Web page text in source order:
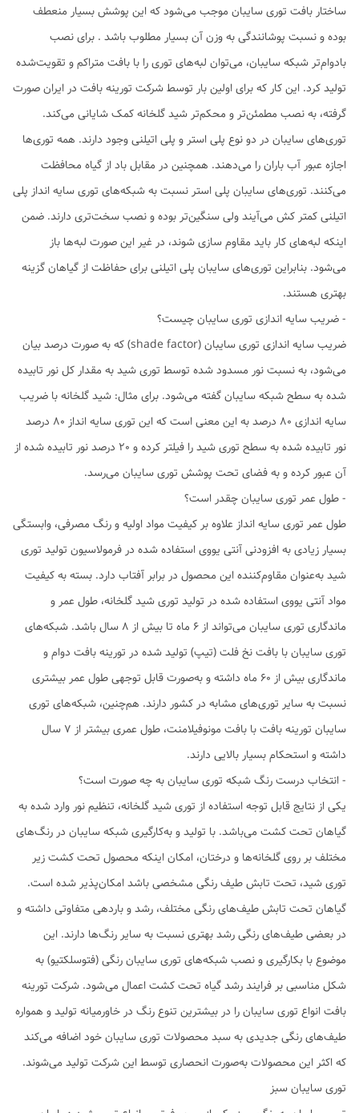
ساختار بافت توری سایبان موجب می‌شود که این پوشش بسیار منعطف
بوده و نسبت پوشانندگی به وزن آن بسیار مطلوب باشد . برای نصب
بادوام‌تر شبکه سایبان، می‌توان لبه‌های توری را با بافت متراکم و تقویت‌شده
تولید کرد. این کار که برای اولین بار توسط شرکت تورینه بافت در ایران صورت
گرفته، به نصب مطمئن‌تر و محکم‌تر شید گلخانه کمک شایانی می‌کند.
توری‌های سایبان در دو نوع پلی استر و پلی اتیلنی وجود دارند. همه توری‌ها
اجازه عبور آب باران را می‌دهند. همچنین در مقابل باد از گیاه محافظت
می‌کنند. توری‌های سایبان پلی استر نسبت به شبکه‌های توری سایه انداز پلی
اتیلنی کمتر کش می‌آیند ولی سنگین‌تر بوده و نصب سخت‌تری دارند. ضمن
اینکه لبه‌های کار باید مقاوم سازی شوند، در غیر این صورت لبه‌ها باز
می‌شود. بنابراین توری‌های سایبان پلی اتیلنی برای حفاظت از گیاهان گزینه
بهتری هستند.
- ضریب سایه اندازی توری سایبان چیست؟
ضریب سایه اندازی توری سایبان (shade factor) که به صورت درصد بیان
می‌شود، به نسبت نور مسدود شده توسط توری شید به مقدار کل نور تابیده
شده به سطح شبکه سایبان گفته می‌شود. برای مثال: شید گلخانه با ضریب
سایه اندازی 80 درصد به این معنی است که این توری سایه انداز 80 درصد
نور تابیده شده به سطح توری شید را فیلتر کرده و 20 درصد نور تابیده شده از
آن عبور کرده و به فضای تحت پوشش توری سایبان می‌رسد.
- طول عمر توری سایبان چقدر است؟
طول عمر توری سایه انداز علاوه بر کیفیت مواد اولیه و رنگ مصرفی، وابستگی
بسیار زیادی به افزودنی آنتی یووی استفاده شده در فرمولاسیون تولید توری
شید به‌عنوان مقاوم‌کننده این محصول در برابر آفتاب دارد. بسته به کیفیت
مواد آنتی یووی استفاده شده در تولید توری شید گلخانه، طول عمر و
ماندگاری توری سایبان می‌تواند از 6 ماه تا بیش از 8 سال باشد. شبکه‌های
توری سایبان با بافت نخ فلت (تیپ) تولید شده در تورینه بافت دوام و
ماندگاری بیش از 60 ماه داشته و به‌صورت قابل توجهی طول عمر بیشتری
نسبت به سایر توری‌های مشابه در کشور دارند. هم‌چنین، شبکه‌های توری
سایبان تورینه بافت با بافت مونوفیلامنت، طول عمری بیشتر از 7 سال
داشته و استحکام بسیار بالایی دارند.
- انتخاب درست رنگ شبکه توری سایبان به چه صورت است؟
یکی از نتایج قابل توجه استفاده از توری شید گلخانه، تنظیم نور وارد شده به
گیاهان تحت کشت می‌باشد. با تولید و به‌کارگیری شبکه سایبان در رنگ‌های
مختلف بر روی گلخانه‌ها و درختان، امکان اینکه محصول تحت کشت زیر
توری شید، تحت تابش طیف رنگی مشخصی باشد امکان‌پذیر شده است.
گیاهان تحت تابش طیف‌های رنگی مختلف، رشد و باردهی متفاوتی داشته و
در بعضی طیف‌های رنگی رشد بهتری نسبت به سایر رنگ‌ها دارند. این
موضوع با بکارگیری و نصب شبکه‌های توری سایبان رنگی (فتوسلکتیو) به
شکل مناسبی بر فرایند رشد گیاه تحت کشت اعمال می‌شود. شرکت تورینه
بافت انواع توری سایبان را در بیشترین تنوع رنگ در خاورمیانه تولید و همواره
طیف‌های رنگی جدیدی به سبد محصولات توری سایبان خود اضافه می‌کند
که اکثر این محصولات به‌صورت انحصاری توسط این شرکت تولید می‌شوند.
توری سایبان سبز